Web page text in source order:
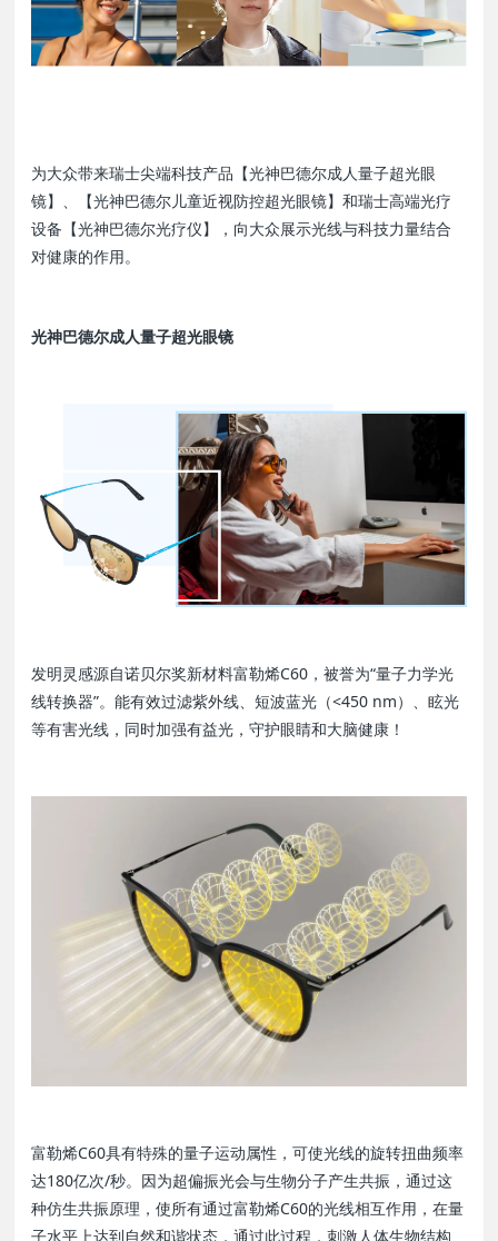
为大众带来瑞士尖端科技产品【光神巴德尔成人量子超光眼
镜】、【光神巴德尔儿童近视防控超光眼镜】和瑞士高端光疗
设备【光神巴德尔光疗仪】，向大众展示光线与科技力量结合
对健康的作用。
光神巴德尔成人量子超光眼镜
发明灵感源自诺贝尔奖新材料富勒烯C60，被誉为“量子力学光
线转换器”。能有效过滤紫外线、短波蓝光（<450 nm）、眩光
等有害光线，同时加强有益光，守护眼睛和大脑健康！
富勒烯C60具有特殊的量子运动属性，可使光线的旋转扭曲频率
达180亿次/秒。因为超偏振光会与生物分子产生共振，通过这
种仿生共振原理，使所有通过富勒烯C60的光线相互作用，在量
子水平上达到自然和谐状态，通过此过程，刺激人体生物结构